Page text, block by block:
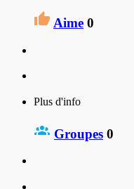
Aime 0
Plus d'info
Groupes 0